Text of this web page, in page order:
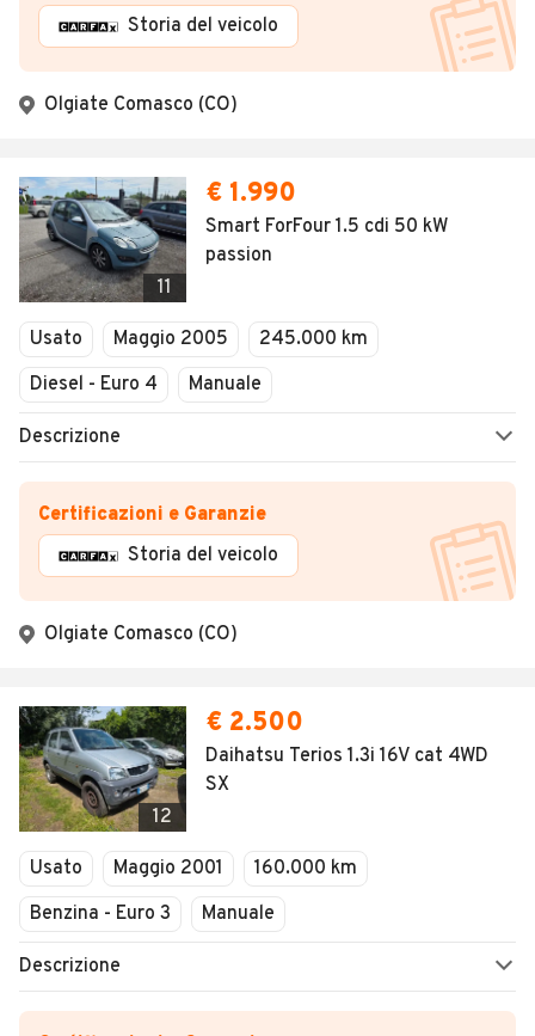
Storia del veicolo
Olgiate Comasco (CO)
11
€ 1.990
Smart ForFour 1.5 cdi 50 kW
passion
Usato Maggio 2005
245.000 km
Diesel - Euro 4
Manuale
Descrizione
Certificazioni e Garanzie
Storia del veicolo
Olgiate Comasco (CO)
12
€ 2.500
Daihatsu Terios 1.3i 16V cat 4WD
SX
Usato Maggio 2001
160.000 km
Benzina - Euro 3
Manuale
Descrizione